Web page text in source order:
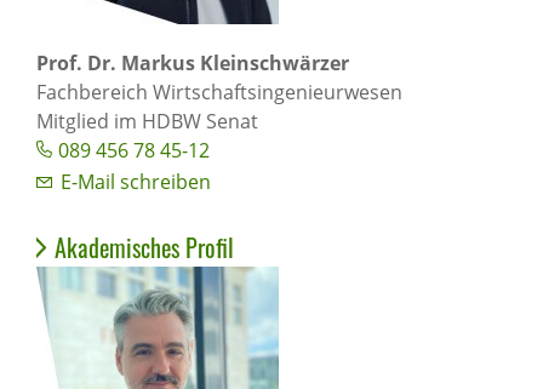
Prof. Dr. Markus Kleinschwärzer
Fachbereich Wirtschaftsingenieurwesen
Mitglied im HDBW Senat
089 456 78 45-12
E-Mail schreiben
Akademisches Profil